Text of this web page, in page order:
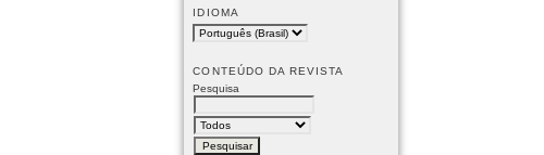
IDIOMA
CONTEÚDO DA REVISTA
Pesquisa